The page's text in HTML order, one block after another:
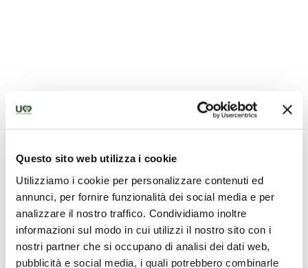
Questo sito web utilizza i cookie
Utilizziamo i cookie per personalizzare contenuti ed
annunci, per fornire funzionalità dei social media e per
analizzare il nostro traffico. Condividiamo inoltre
informazioni sul modo in cui utilizzi il nostro sito con i
nostri partner che si occupano di analisi dei dati web,
pubblicità e social media, i quali potrebbero combinarle
Die beste Angebote für dich
Einzigartige Ideen um Umbrien zu entdecken